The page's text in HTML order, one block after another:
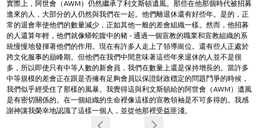
實際上，阿世會（AWM）仍然繼承了利文斯頓遺風。那些在他那個時代被招募
進來的人，大部分的人仍然與我們在一起。他們離退休還有好些年。是的，正
常的退會率使他們的數量減少，正如其他一般的差會組織一樣。然而，他招募
的人還算年輕，他們就像蟒蛇腹中的豬 - 通過一個宣教的職業和宣教組織的系
統慢慢地發揮著他們的作用。現在有許多人走上了領導崗位。還有些人正處於
跨文化服事的巔峰期。但他們在我們中間意味著這些年來退休的人並不是很
多，所以即使只有中等人數的新會員，我們在數量上還是保持增長的。當許多
中等規模的差會正在跟是否擁有足夠會員以保證財政穩定的問題鬥爭的時候，
我們似乎經受住了那樣的風暴。我覺得這與利文斯頓給的阿世會（AWM）遺風
是有密切關係的。在一個組織的生命裡像這樣的宣教領袖是不可多得的。我感
謝神讓我榮幸地認識了這樣一個人，並從他那裡受益匪淺。